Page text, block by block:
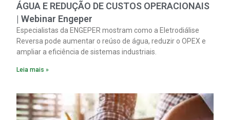
ÁGUA E REDUÇÃO DE CUSTOS OPERACIONAIS
| Webinar Engeper
Especialistas da ENGEPER mostram como a Eletrodiálise
Reversa pode aumentar o reúso de água, reduzir o OPEX e
ampliar a eficiência de sistemas industriais.
Leia mais »